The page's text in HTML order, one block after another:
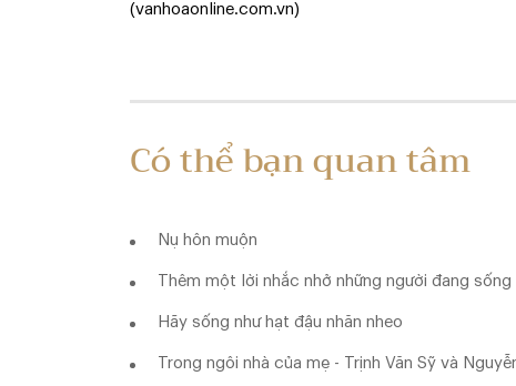
(vanhoaonline.com.vn)
Có thể bạn quan tâm
Nụ hôn muộn
Thêm một lời nhắc nhở những người đang sống
Hãy sống như hạt đậu nhăn nheo
Trong ngôi nhà của mẹ - Trịnh Văn Sỹ và